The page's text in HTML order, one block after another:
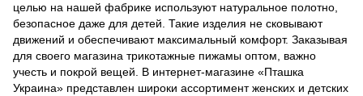
целью на нашей фабрике используют натуральное полотно,
безопасное даже для детей. Такие изделия не сковывают
движений и обеспечивают максимальный комфорт. Заказывая
для своего магазина трикотажные пижамы оптом, важно
учесть и покрой вещей. В интернет-магазине «Пташка
Украина» представлен широки ассортимент женских и детских